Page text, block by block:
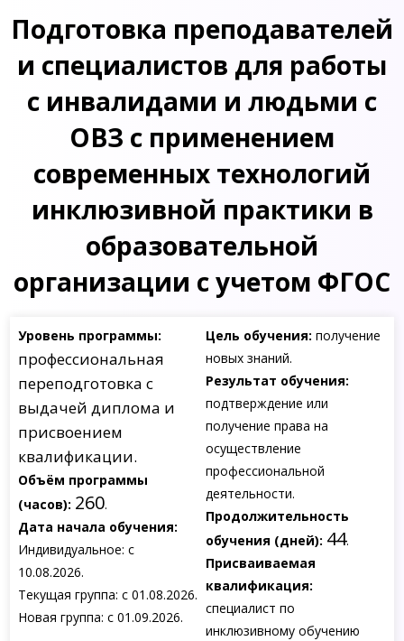
Подготовка преподавателей
и специалистов для работы
с инвалидами и людьми с
ОВЗ с применением
современных технологий
инклюзивной практики в
образовательной
организации с учетом ФГОС
Уровень программы:
профессиональная
переподготовка с
выдачей диплома и
присвоением
квалификации.
Объём программы
(часов): 260.
Дата начала обучения:
Индивидуальное: с
10.08.2026.
Текущая группа: с 01.08.2026.
Новая группа: с 01.09.2026.
Цель обучения: получение
новых знаний.
Результат обучения:
подтверждение или
получение права на
осуществление
профессиональной
деятельности.
Продолжительность
обучения (дней): 44.
Присваиваемая
квалификация:
специалист по
инклюзивному обучению